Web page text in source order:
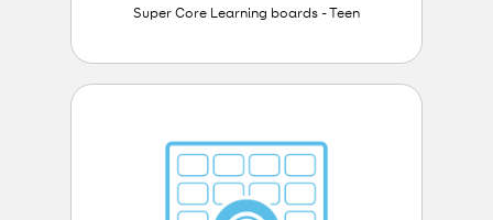
Super Core Learning boards - Teen